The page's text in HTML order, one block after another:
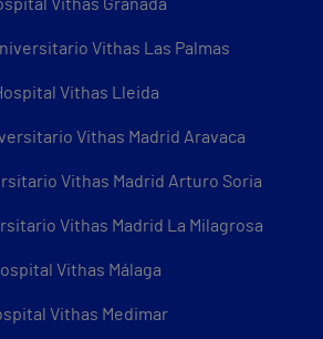
Vithas Granada
Vithas Las Palmas
Vithas Lleida
Vithas Madrid Aravaca
Vithas Madrid Arturo Soria
Vithas Madrid La Milagrosa
Vithas Málaga
Vithas Medimar